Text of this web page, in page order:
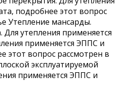
подробнее этот вопрос
Утепление мансарды.
Для утепления применяется
применяется ЭППС и
этот вопрос рассмотрен в
эксплуатируемой
применяется ЭППС и